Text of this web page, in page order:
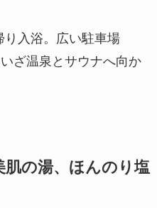
り入浴。広い駐車場
ざ温泉とサウナへ向か
の湯、ほんのり塩